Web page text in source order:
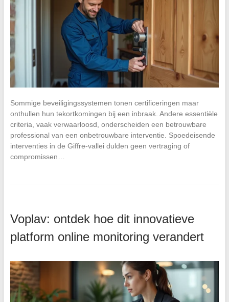
Sommige beveiligingssystemen tonen certificeringen maar
onthullen hun tekortkomingen bij een inbraak. Andere essentiële
criteria, vaak verwaarloosd, onderscheiden een betrouwbare
professional van een onbetrouwbare interventie. Spoedeisende
interventies in de Giffre-vallei dulden geen vertraging of
compromissen…
Voplav: ontdek hoe dit innovatieve
platform online monitoring verandert